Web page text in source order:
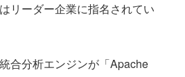
リーダー企業に指名されてい
合分析エンジンが「Apache